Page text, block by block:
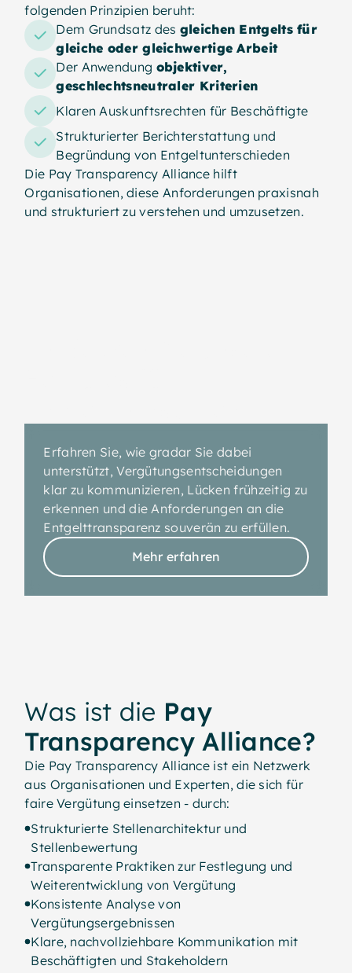
folgenden Prinzipien beruht:
Dem Grundsatz des gleichen Entgelts für
gleiche oder gleichwertige Arbeit
Der Anwendung objektiver,
geschlechtsneutraler Kriterien
Klaren Auskunftsrechten für Beschäftigte
Strukturierter Berichterstattung und
Begründung von Entgeltunterschieden
Die Pay Transparency Alliance hilft
Organisationen, diese Anforderungen praxisnah
und strukturiert zu verstehen und umzusetzen.
Erfahren Sie, wie gradar Sie dabei
unterstützt, Vergütungsentscheidungen
klar zu kommunizieren, Lücken frühzeitig zu
erkennen und die Anforderungen an die
Entgelttransparenz souverän zu erfüllen.
Mehr erfahren
Was ist die Pay
Transparency Alliance?
Die Pay Transparency Alliance ist ein Netzwerk
aus Organisationen und Experten, die sich für
faire Vergütung einsetzen - durch:
Strukturierte Stellenarchitektur und
Stellenbewertung
Transparente Praktiken zur Festlegung und
Weiterentwicklung von Vergütung
Konsistente Analyse von
Vergütungsergebnissen
Klare, nachvollziehbare Kommunikation mit
Beschäftigten und Stakeholdern